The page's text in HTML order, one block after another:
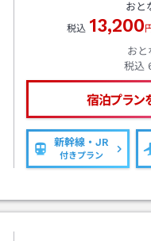
おと
税込 13,200
おと
税込
宿泊プラン
新幹線・JR
付きプラン